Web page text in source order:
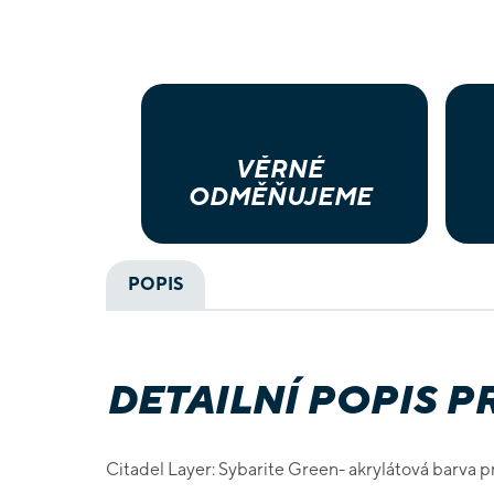
VĚRNÉ
ODMĚŇUJEME
POPIS
DETAILNÍ POPIS
Citadel Layer: Sybarite Green- akrylátová barva